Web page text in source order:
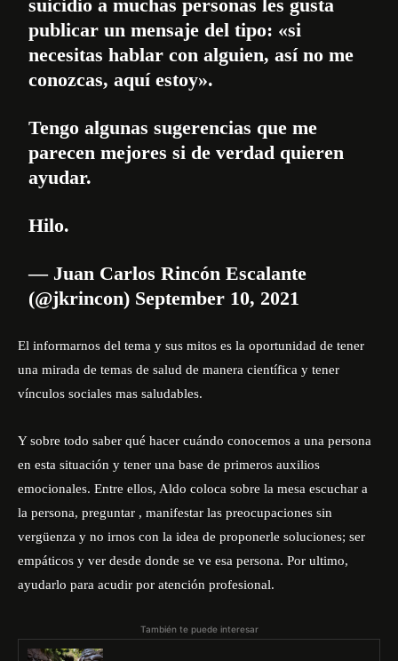
suicidio a muchas personas les gusta
publicar un mensaje del tipo: «si
necesitas hablar con alguien, así no me
conozcas, aquí estoy».
Tengo algunas sugerencias que me
parecen mejores si de verdad quieren
ayudar.
Hilo.
— Juan Carlos Rincón Escalante
(@jkrincon) September 10, 2021
El informarnos del tema y sus mitos es la oportunidad de tener
una mirada de temas de salud de manera científica y tener
vínculos sociales mas saludables.
Y sobre todo saber qué hacer cuándo conocemos a una persona
en esta situación y tener una base de primeros auxilios
emocionales. Entre ellos, Aldo coloca sobre la mesa escuchar a
la persona, preguntar , manifestar las preocupaciones sin
vergüenza y no irnos con la idea de proponerle soluciones; ser
empáticos y ver desde donde se ve esa persona. Por ultimo,
ayudarlo para acudir por atención profesional.
También te puede interesar